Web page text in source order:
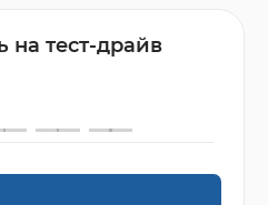
на тест-драйв